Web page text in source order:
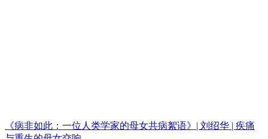
《病非如此：一位人类学家的母女共病絮语》| 刘绍华 | 疾痛